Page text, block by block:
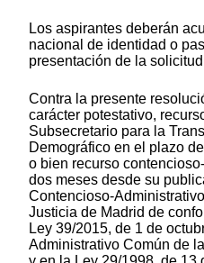
Los aspirantes deberán
nacional de identidad o
presentación de la
Contra la presente
carácter potestativo,
Subsecretario para la
Demográfico en el plazo
o bien recurso
dos meses desde su
Contencioso-
Justicia de Madrid de
Ley 39/2015, de 1 de
Administrativo Común de